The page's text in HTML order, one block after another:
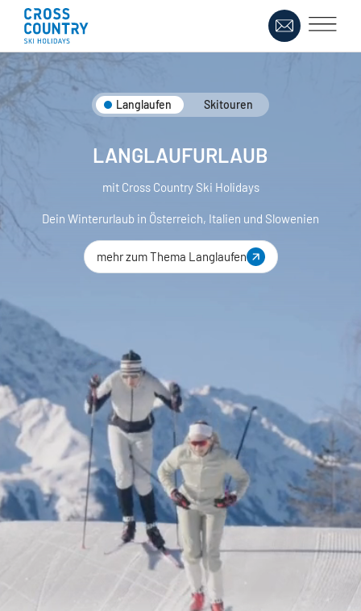
Langlaufen Skitouren
SKITOUREN URLAUB
mit Cross Country Ski Holidays
Dein Winterurlaub in Österreich, Italien und Slowenien
mehr zum Thema Skitouren Urlaub